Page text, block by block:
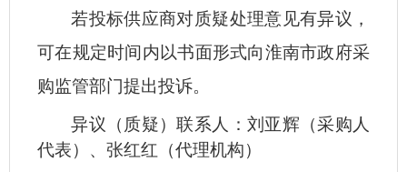
若投标供应商对质疑处理意见有异议，
可在规定时间内以书面形式向淮南市政府采
购监管部门提出投诉。
异议（质疑）联系人： 刘亚辉（采购人
代表）、张红红（代理机构）